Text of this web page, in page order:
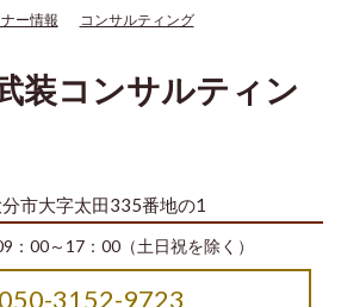
ー情報
コンサルティング
装コンサルティン
市大字太田335番地の1
：00～17：00（土日祝を除く）
050-3152-9723